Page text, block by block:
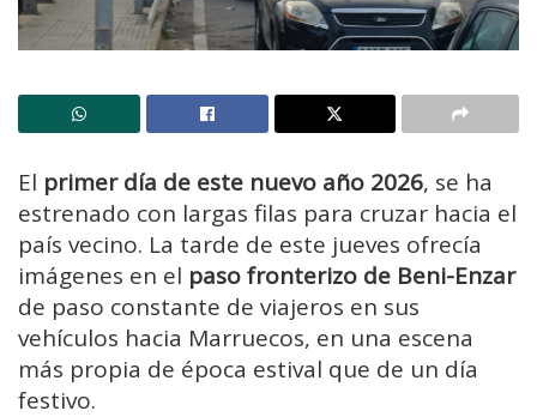
El primer día de este nuevo año 2026, se ha
estrenado con largas filas para cruzar hacia el
país vecino. La tarde de este jueves ofrecía
imágenes en el paso fronterizo de Beni-Enzar
de paso constante de viajeros en sus
vehículos hacia Marruecos, en una escena
más propia de época estival que de un día
festivo.